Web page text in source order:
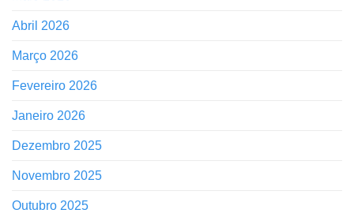
Abril 2026
Março 2026
Fevereiro 2026
Janeiro 2026
Dezembro 2025
Novembro 2025
Outubro 2025